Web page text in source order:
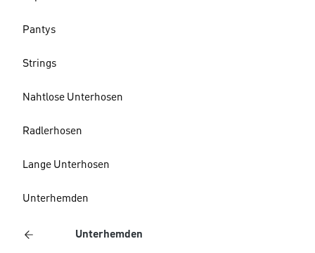
Pantys
Strings
Nahtlose Unterhosen
Radlerhosen
Lange Unterhosen
Unterhemden
Unterhemden